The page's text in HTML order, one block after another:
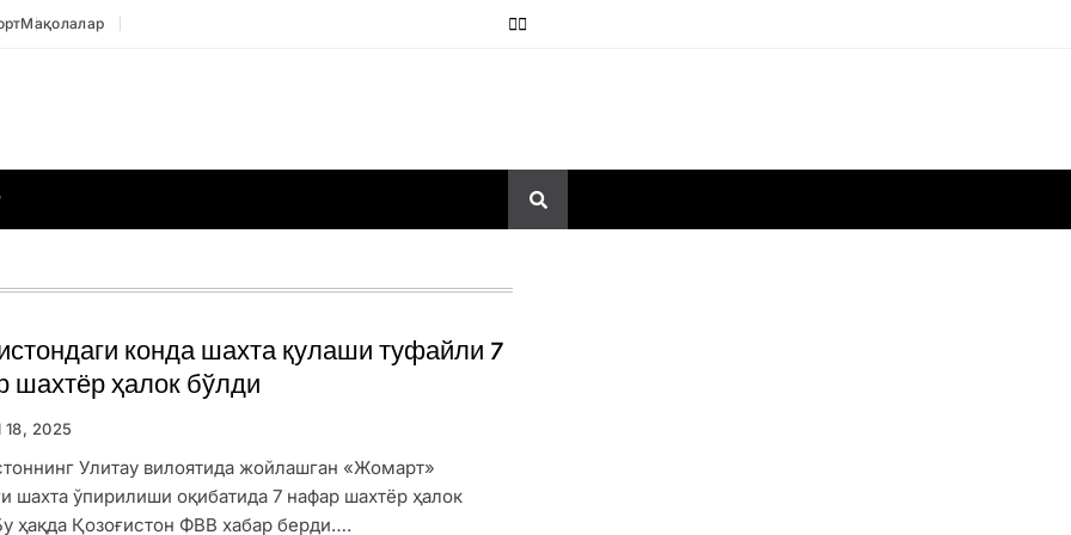
Мақолалар
конда шахта қулаши туфайли 7
шахтёр ҳалок бўлди
18, 2025
Улитау вилоятида жойлашган «Жомарт»
шахта ўпирилиши оқибатида 7 нафар шахтёр ҳалок
ҳақда Қозоғистон ФВВ хабар берди….